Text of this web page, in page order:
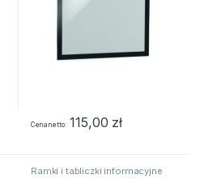
Cena netto 115,00 zł
Ramki i tabliczki informacyjne